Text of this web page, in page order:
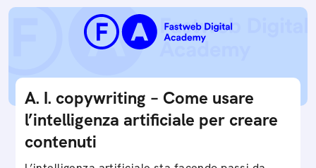
A. I. copywriting – Come usare
l’intelligenza artificiale per creare
contenuti